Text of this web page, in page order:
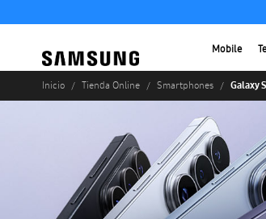
Mobile
Inicio Tienda Online Smartphones Galaxy S